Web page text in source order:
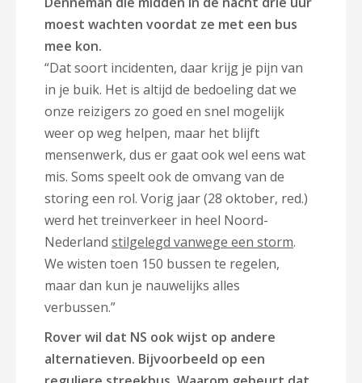
moest wachten voordat ze met een bus
mee kon.
“Dat soort incidenten, daar krijg je pijn van
in je buik. Het is altijd de bedoeling dat we
onze reizigers zo goed en snel mogelijk
weer op weg helpen, maar het blijft
mensenwerk, dus er gaat ook wel eens wat
mis. Soms speelt ook de omvang van de
storing een rol. Vorig jaar (28 oktober, red.)
werd het treinverkeer in heel Noord-
Nederland stilgelegd vanwege een storm.
We wisten toen 150 bussen te regelen,
maar dan kun je nauwelijks alles
verbussen.”
Rover wil dat NS ook wijst op andere
alternatieven. Bijvoorbeeld op een